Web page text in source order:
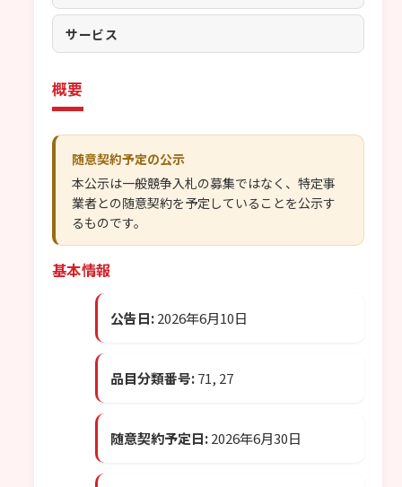
サービス
概要
随意契約予定の公示
本公示は一般競争入札の募集ではなく、特定事
業者との随意契約を予定していることを公示す
るものです。
基本情報
公告日:2026年6月10日
品目分類番号:71, 27
随意契約予定日:2026年6月30日